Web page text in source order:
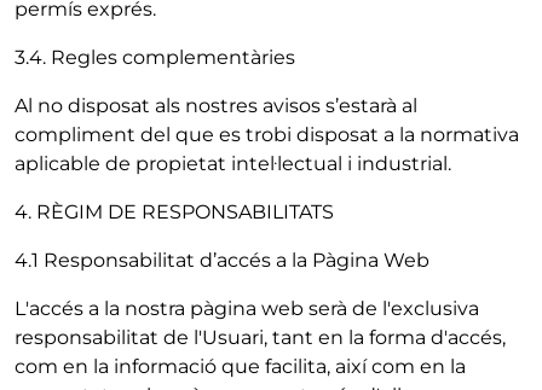
permís exprés.
3.4. Regles complementàries
Al no disposat als nostres avisos s’estarà al
compliment del que es trobi disposat a la normativa
aplicable de propietat intel·lectual i industrial.
4. RÈGIM DE RESPONSABILITATS
4.1 Responsabilitat d’accés a la Pàgina Web
L'accés a la nostra pàgina web serà de l'exclusiva
responsabilitat de l'Usuari, tant en la forma d'accés,
com en la informació que facilita, així com en la